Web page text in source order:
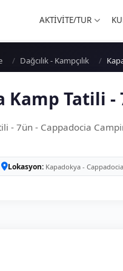
AKTİVİTE/TUR
Dağcılık - Kampçılık
Kamp Tatili -
- 7ün - Cappadocia
Lokasyon Kapadokya - Cappadocia